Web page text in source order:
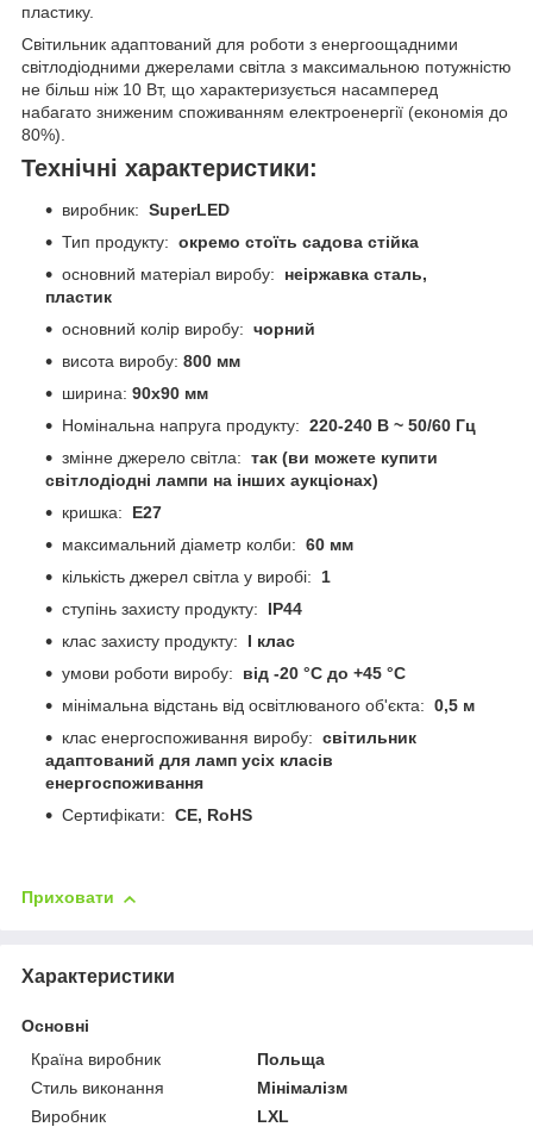
пластику.
Світильник адаптований для роботи з енергоощадними
світлодіодними джерелами світла з максимальною потужністю
не більш ніж 10 Вт, що характеризується насамперед
набагато зниженим споживанням електроенергії (економія до
80%).
Технічні характеристики:
виробник: SuperLED
Тип продукту: окремо стоїть садова стійка
основний матеріал виробу: неіржавка сталь,
пластик
основний колір виробу: чорний
висота виробу: 800 мм
ширина: 90x90 мм
Номінальна напруга продукту: 220-240 В ~ 50/60 Гц
змінне джерело світла: так (ви можете купити
світлодіодні лампи на інших аукціонах)
кришка: E27
максимальний діаметр колби: 60 мм
кількість джерел світла у виробі: 1
ступінь захисту продукту:
IP44
клас захисту продукту: I клас
умови роботи виробу: від -20 °C до +45 °C
мінімальна відстань від освітлюваного об'єкта: 0,5 м
клас енергоспоживання виробу: світильник
адаптований для ламп усіх класів
енергоспоживання
Сертифікати: CE, RoHS
Приховати
Характеристики
Основні
Країна виробник
Польща
Стиль виконання
Мінімалізм
Виробник
LXL